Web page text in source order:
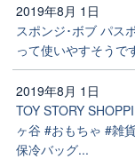
2019年8月 1日
スポンジ･ボブ パ
って使いやすそうで
2019年8月 1日
TOY STORY
ヶ谷 #おもちゃ #雑
保冷バッグ...